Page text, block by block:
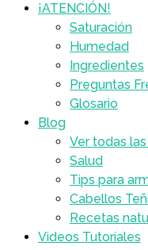
¡ATENCIÓN!
Saturación
Humedad
Ingredientes
Preguntas
Glosario
Blog
Ver todas
Salud
Tips para
Cabellos
Recetas
Videos Tutoriales